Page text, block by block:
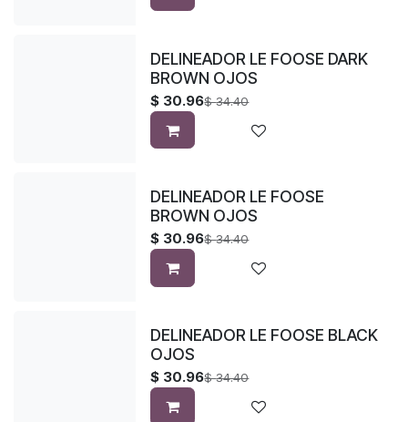
DELINEADOR LE FOOSE DARK
BROWN OJOS
$ 30.96$34.40
DELINEADOR LE FOOSE
BROWN OJOS
$ 30.96$34.40
DELINEADOR LE FOOSE BLACK
OJOS
$ 30.96$34.40